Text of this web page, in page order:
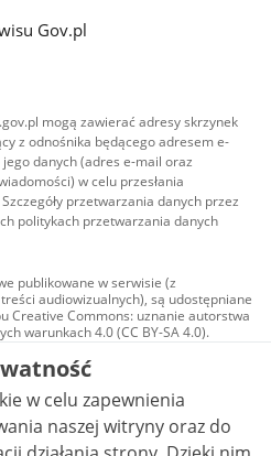
Gov.pl
mogą zawierać adresy skrzynek
z odnośnika będącego adresem e-
danych (adres e-mail oraz
w celu przesłania
przetwarzania danych przez
politykach przetwarzania danych
publikowane w serwisie (z
audiowizualnych), są udostępniane
Creative Commons: uznanie autorstwa
warunkach 4.0 (CC BY-SA 4.0).
w tym zdjęcia, materiały
udostępniane na licencji typu
uznanie autorstwa użycie
- bez utworów zależnych 4.0 (CC BY-
ile nie jest to stwierdzone inaczej.
w celu zapewnienia
naszej witryny oraz do